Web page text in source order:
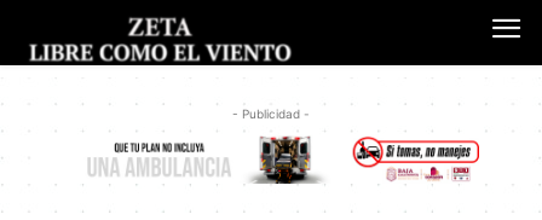
- Publicidad -